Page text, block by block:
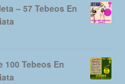
– 57 Tebeos En
100 Tebeos En